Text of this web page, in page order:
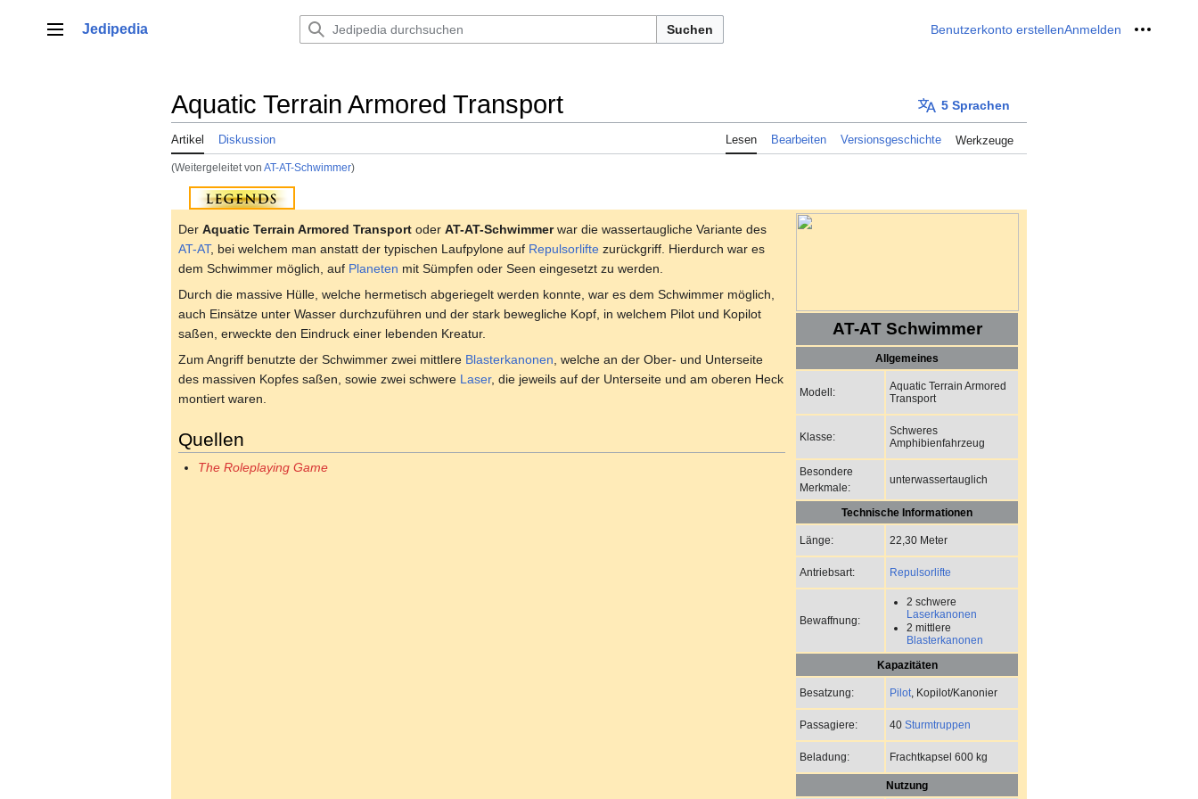
springenHauptmenü
Jedipedia Suchen Benutzerkonto erstellenAnmelden Meine
Aquatic Terrain Armored Transport 5 Sprachen
Artikel Diskussion Lesen Bearbeiten Versionsgeschichte Werkzeuge
(Weitergeleitet von AT-AT-Schwimmer)
AT-AT Schwimmer
Allgemeines
Modell:
Aquatic Terrain Armored
Transport
Klasse:
Schweres
Amphibienfahrzeug
Besondere
Merkmale:
unterwassertauglich
Technische Informationen
Länge: 22,30 Meter
Antriebsart: Repulsorlifte
Bewaffnung:
2 schwere
Laserkanonen
2 mittlere
Blasterkanonen
Kapazitäten
Besatzung: Pilot , Kopilot/Kanonier
Passagiere: 40 Sturmtruppen
Beladung: Frachtkapsel 600 kg
Nutzung
Der Aquatic Terrain Armored Transport oder AT-AT-Schwimmerwar die wassertaugliche Variante des
AT-AT, bei welchem man anstatt der typischen Laufpylone auf Repulsorlifte zurückgriff. Hierdurch war es
dem Schwimmer möglich, auf Planeten mit Sümpfen oder Seen eingesetzt zu werden.
Durch die massive Hülle, welche hermetisch abgeriegelt werden konnte, war es dem Schwimmer möglich,
auch Einsätze unter Wasser durchzuführen und der stark bewegliche Kopf, in welchem Pilot und Kopilot
saßen, erweckte den Eindruck einer lebenden Kreatur.
Zum Angriff benutzte der Schwimmer zwei mittlere Blasterkanonen , welche an der Ober- und Unterseite
des massiven Kopfes saßen, sowie zwei schwere Laser, die jeweils auf der Unterseite und am oberen Heck
montiert waren.
Quellen
The Roleplaying Game